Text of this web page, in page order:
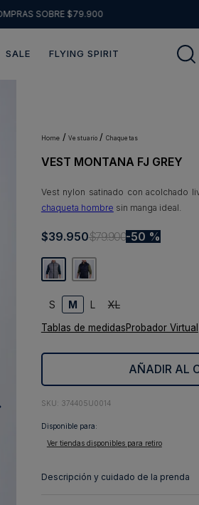
SOBRE $79.900
SALE FLYING SPIRIT
vestuario chaquetas
VEST MONTANA FJ GREY
Vest nylon satinado con acolchado
chaqueta hombre sin manga ideal.
$39.950$79.900 50 %
S M L XL
Tablas de medidasProbador Virtual
AÑADIR AL
: 374405U0014
Disponible para:
Ver tiendas disponibles para retiro
Descripción y cuidado de la prenda